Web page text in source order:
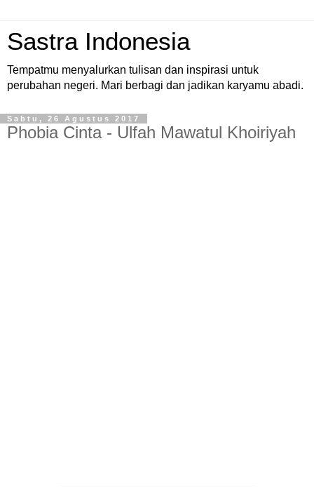
Sastra Indonesia
Tempatmu menyalurkan tulisan dan inspirasi untuk
perubahan negeri. Mari berbagi dan jadikan karyamu abadi.
Sabtu, 26 Agustus 2017
Phobia Cinta - Ulfah Mawatul Khoiriyah